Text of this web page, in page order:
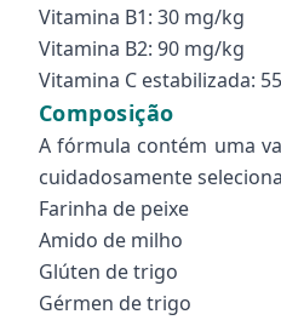
Vitamina B1: 30 mg/kg
Vitamina B2: 90 mg/kg
Vitamina C estabilizada:
Composição
A fórmula contém uma
cuidadosamente
Farinha de peixe
Amido de milho
Glúten de trigo
Gérmen de trigo